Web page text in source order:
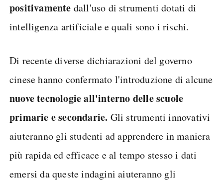
positivamente dall'uso di strumenti dotati di
intelligenza artificiale e quali sono i rischi.
Di recente diverse dichiarazioni del governo
cinese hanno confermato l'introduzione di alcune
nuove tecnologie all'interno delle scuole
primarie e secondarie. Gli strumenti innovativi
aiuteranno gli studenti ad apprendere in maniera
più rapida ed efficace e al tempo stesso i dati
emersi da queste indagini aiuteranno gli